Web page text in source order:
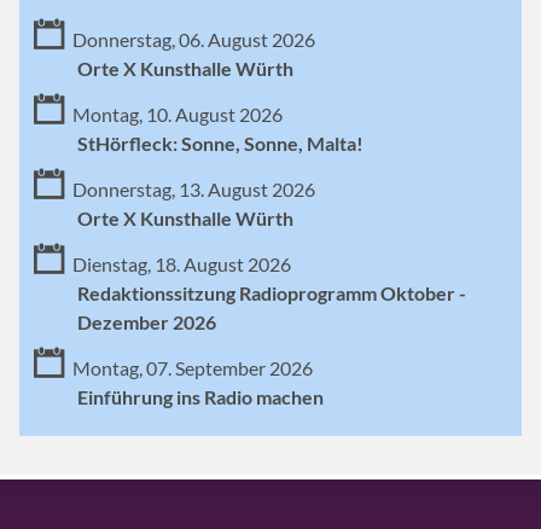
Donnerstag, 06. August 2026
Orte X Kunsthalle Würth
Montag, 10. August 2026
StHörfleck: Sonne, Sonne, Malta!
Donnerstag, 13. August 2026
Orte X Kunsthalle Würth
Dienstag, 18. August 2026
Redaktionssitzung Radioprogramm Oktober -
Dezember 2026
Montag, 07. September 2026
Einführung ins Radio machen